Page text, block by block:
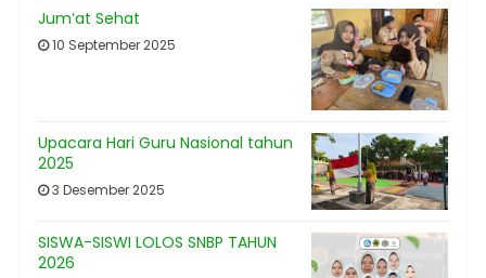
Jum’at Sehat
10 September 2025
Upacara Hari Guru Nasional tahun
2025
3 Desember 2025
SISWA-SISWI LOLOS SNBP TAHUN
2026